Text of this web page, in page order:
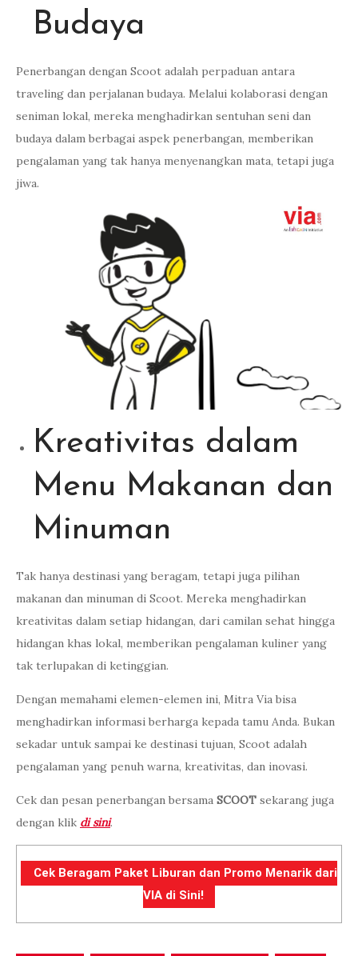
Budaya
Penerbangan dengan Scoot adalah perpaduan antara
traveling dan perjalanan budaya. Melalui kolaborasi dengan
seniman lokal, mereka menghadirkan sentuhan seni dan
budaya dalam berbagai aspek penerbangan, memberikan
pengalaman yang tak hanya menyenangkan mata, tetapi juga
jiwa.
Kreativitas dalam
Menu Makanan dan
Minuman
Tak hanya destinasi yang beragam, tetapi juga pilihan
makanan dan minuman di Scoot. Mereka menghadirkan
kreativitas dalam setiap hidangan, dari camilan sehat hingga
hidangan khas lokal, memberikan pengalaman kuliner yang
tak terlupakan di ketinggian.
Dengan memahami elemen-elemen ini, Mitra Via bisa
menghadirkan informasi berharga kepada tamu Anda. Bukan
sekadar untuk sampai ke destinasi tujuan, Scoot adalah
pengalaman yang penuh warna, kreativitas, dan inovasi.
Cek dan pesan penerbangan bersama SCOOT sekarang juga
dengan klik di sini.
Cek Beragam Paket Liburan dan Promo Menarik dari
VIA di Sini!